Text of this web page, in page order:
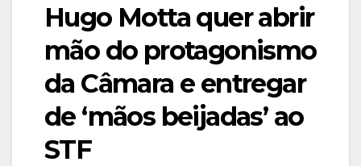
Hugo Motta quer abrir
mão do protagonismo
da Câmara e entregar
de ‘mãos beijadas’ ao
STF